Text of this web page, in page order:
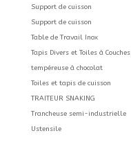
Support de cuisson
Support de cuisson
Table de Travail Inox
Tapis Divers et Toiles à Couches
tempéreuse à chocolat
Toiles et tapis de cuisson
TRAITEUR SNAKING
Trancheuse semi-industrielle
Ustensile